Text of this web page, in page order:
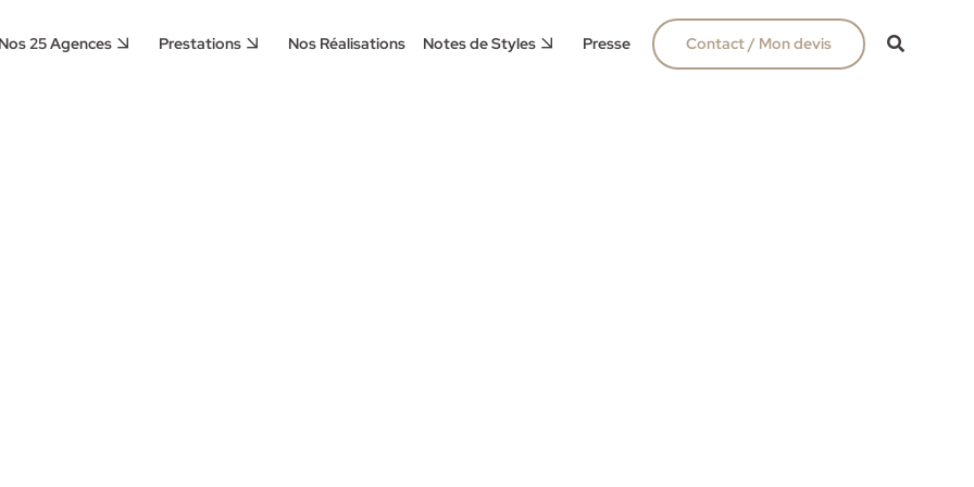
Nos 25 Agences Prestations Nos Réalisations Notes de Styles Presse Contact / Mon devis